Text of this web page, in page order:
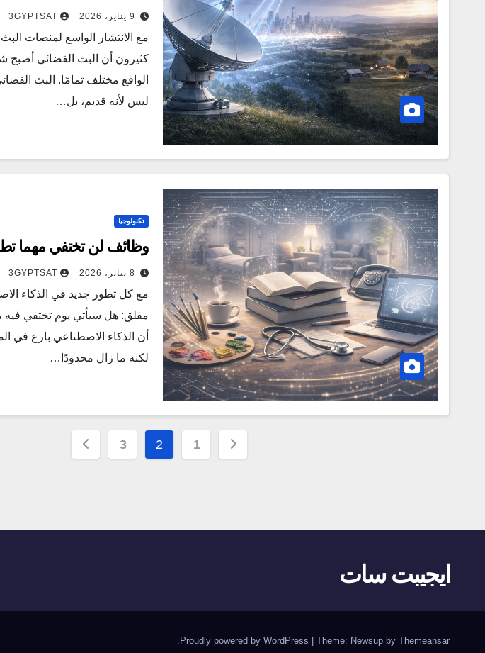
9 يناير، 2026 3GYPTSAT
مع الانتشار الواسع لمنصات البث
كثيرون أن البث الفضائي أصبح
الواقع مختلف تمامًا. البث
ليس لأنه قديم، بل…
تكنولوجيا
وظائف لن تختفي مهما
8 يناير، 2026 3GYPTSAT
مع كل تطور جديد في الذكاء
مقلق: هل سيأتي يوم تختفي فيه
أن الذكاء الاصطناعي بارع في
لكنه ما زال محدودًا…
تعدد
1
2
3
ايجيبت سات
Proudly powered by WordPress Theme: Newsup by Themeansar
.